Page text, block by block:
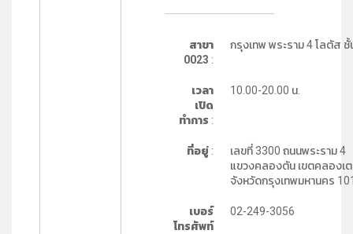
สาขา
0023 :
กรุงเทพ พระราม 4 โลตัส ชั้
เวลา
เปิด
ทำการ :
10.00-20.00 น.
ที่อยู่:
เลขที่ 3300 ถนนพระราม 4
แขวงคลองตัน เขตคลองเ
จังหวัดกรุงเทพมหานคร
เบอร์
โทรศัพท์
02-249-3056